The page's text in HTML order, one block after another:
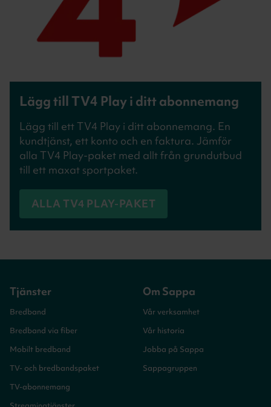
Lägg till TV4 Play i ditt abonnemang
Lägg till ett TV4 Play i ditt abonnemang. En
kundtjänst, ett konto och en faktura. Jämför
alla TV4 Play-paket med allt från grundutbud
till ett maxat sportpaket.
ALLA TV4 PLAY-PAKET
Tjänster
Bredband
Bredband via fiber
Mobilt bredband
TV- och bredbandspaket
TV-abonnemang
Om Sappa
Vår verksamhet
Vår historia
Jobba på Sappa
Sappagruppen